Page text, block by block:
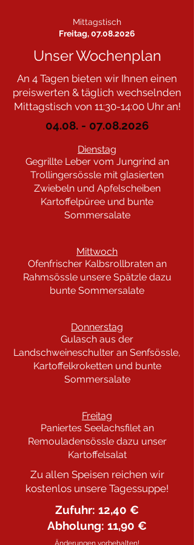
Mittagstisch
Freitag,07.08.2026
Unser Wochenplan
An 4 Tagen bieten wir Ihnen einen
preiswerten & täglich wechselnden
Mittagstisch von 11:30-14:00 Uhr an!
04.08. - 07.08.2026
Dienstag
Gegrillte Leber vom Jungrind an
Trollingersössle mit glasierten
Zwiebeln und Apfelscheiben
Kartoffelpüree und bunte
Sommersalate
Mittwoch
Ofenfrischer Kalbsrollbraten an
Rahmsössle unsere Spätzle dazu
bunte Sommersalate
Donnerstag
Gulasch aus der
Landschweineschulter an Senfsössle,
Kartoffelkroketten und bunte
Sommersalate
Freitag
Paniertes Seelachsfilet an
Remouladensössle dazu unser
Kartoffelsalat
Zu allen Speisen reichen wir
kostenlos unsere Tagessuppe!
Zufuhr: 12,40 €
Abholung: 11,90 €
Änderungen vorbehalten!